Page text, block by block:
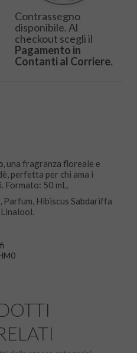
Contrassegno
disponibile. Al
checkout scegli il
Pagamento in
Contanti al Corriere.
, una fragranza floreale e
perfetta per chi ama i
Formato: 50 mL.
Parfum, Hibiscus Sabdariffa